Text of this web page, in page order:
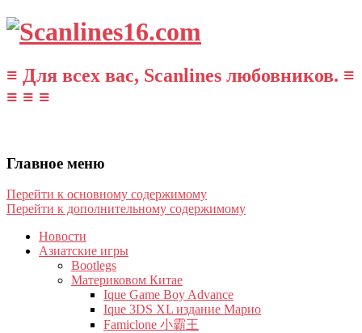
≡ Для всех вас, Scanlines любовников. ≡
≡ ≡ ≡
Главное меню
Перейти к основному содержимому
Перейти к дополнительному содержимому
Новости
Азиатские игры
Bootlegs
Материковом Китае
Ique Game Boy Advance
Ique 3DS XL издание Марио
Famiclone 小霸王